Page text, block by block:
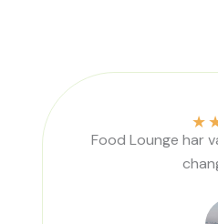
★
Food Lounge har